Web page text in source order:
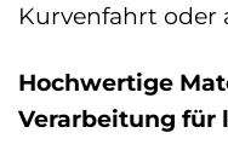
Kurvenfahrt oder
Hochwertige
Verarbeitung für